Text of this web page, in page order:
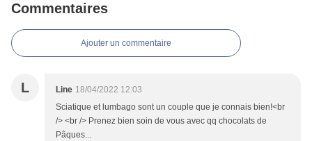
Commentaires
Ajouter un commentaire
L Line 18/04/2022 12:03
Sciatique et lumbago sont un couple que je connais bien!<br
/> <br /> Prenez bien soin de vous avec qq chocolats de
Pâques...